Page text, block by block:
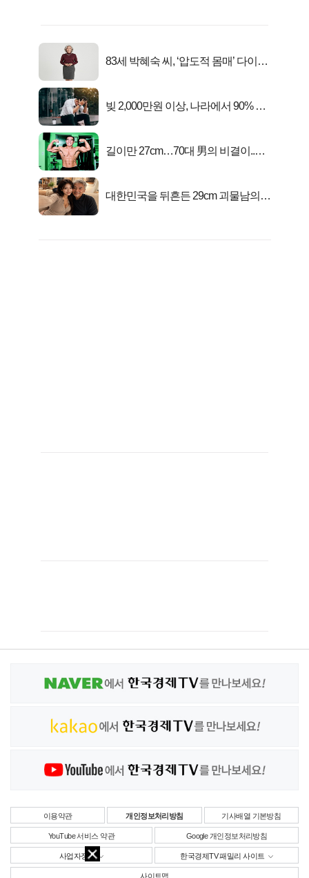
83세 박혜숙 씨, ‘압도적 몸매’ 다이어
빚 2,000만원 이상, 나라에서 90% 갚
길이만 27cm…70대 男의 비결이..충
대한민국을 뒤흔든 29cm 괴물남의
이용약관 개인정보처리방침 기사배열 기본방침
YouTube 서비스 약관 Google 개인정보처리방침
사업자정보 한국경제TV 패밀리 사이트
사이트맵